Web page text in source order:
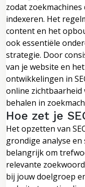
zodat
indexeren. Het
content en het
ook essentiële
strategie. Door
van je website en
ontwikkelingen in
online
behalen in
Hoe zet je
Het opzetten van
grondige analyse
belangrijk om
relevante
bij jouw doelgroep